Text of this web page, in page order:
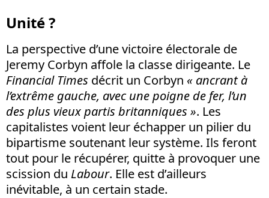
Unité ?
La perspective d’une victoire électorale de
Jeremy Corbyn affole la classe dirigeante. Le
Financial Times décrit un Corbyn « ancrant à
l’extrême gauche, avec une poigne de fer, l’un
des plus vieux partis britanniques ». Les
capitalistes voient leur échapper un pilier du
bipartisme soutenant leur système. Ils feront
tout pour le récupérer, quitte à provoquer une
scission du Labour. Elle est d’ailleurs
inévitable, à un certain stade.